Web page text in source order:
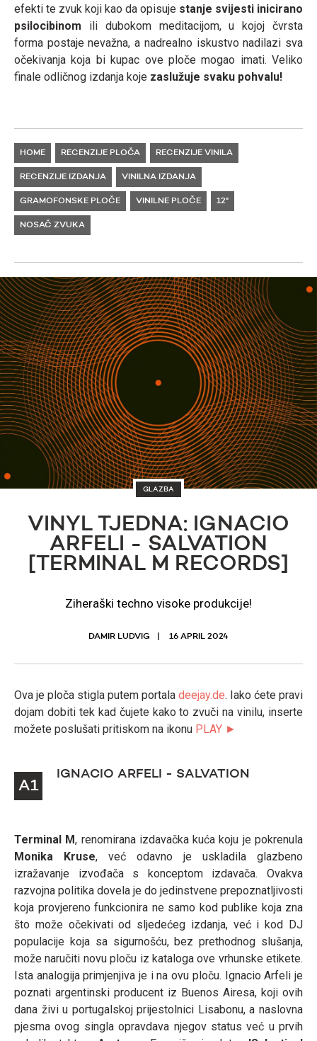
efekti te zvuk koji kao da opisuje stanje svijesti inicirano
psilocibinom ili dubokom meditacijom, u kojoj čvrsta
forma postaje nevažna, a nadrealno iskustvo nadilazi sva
očekivanja koja bi kupac ove ploče mogao imati. Veliko
finale odličnog izdanja koje zaslužuje svaku pohvalu!
HOME RECENZIJE PLOČA RECENZIJE VINILA
RECENZIJE IZDANJA VINILNA IZDANJA
GRAMOFONSKE PLOČE VINILNE PLOČE 12"
NOSAČ ZVUKA
GLAZBA
VINYL TJEDNA: IGNACIO
ARFELI - SALVATION
[TERMINAL M RECORDS]
Ziheraški techno visoke produkcije!
DAMIR LUDVIG 16 APRIL 2024
Ova je ploča stigla putem portala deejay.de. Iako ćete pravi
dojam dobiti tek kad čujete kako to zvuči na vinilu, inserte
možete poslušati pritiskom na ikonu PLAY ►
A1
IGNACIO ARFELI - SALVATION
Terminal M, renomirana izdavačka kuća koju je pokrenula
Monika Kruse, već odavno je uskladila glazbeno
izražavanje izvođača s konceptom izdavača. Ovakva
razvojna politika dovela je do jedinstvene prepoznatljivosti
koja provjereno funkcionira ne samo kod publike koja zna
što može očekivati od sljedećeg izdanja, već i kod DJ
populacije koja sa sigurnošću, bez prethodnog slušanja,
može naručiti novu ploču iz kataloga ove vrhunske etikete.
Ista analogija primjenjiva je i na ovu ploču. Ignacio Arfeli je
poznati argentinski producent iz Buenos Airesa, koji ovih
dana živi u portugalskoj prijestolnici Lisabonu, a naslovna
pjesma ovog singla opravdava njegov status već u prvih